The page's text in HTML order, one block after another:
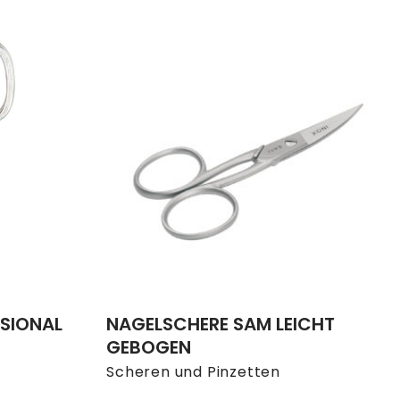
Scheren und Pinzetten
NAGELSCHERE SAM LEICHT
GEBOGEN